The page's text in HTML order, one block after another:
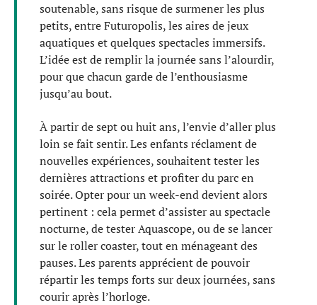
soutenable, sans risque de surmener les plus
petits, entre Futuropolis, les aires de jeux
aquatiques et quelques spectacles immersifs.
L’idée est de remplir la journée sans l’alourdir,
pour que chacun garde de l’enthousiasme
jusqu’au bout.
À partir de sept ou huit ans, l’envie d’aller plus
loin se fait sentir. Les enfants réclament de
nouvelles expériences, souhaitent tester les
dernières attractions et profiter du parc en
soirée. Opter pour un week-end devient alors
pertinent : cela permet d’assister au spectacle
nocturne, de tester Aquascope, ou de se lancer
sur le roller coaster, tout en ménageant des
pauses. Les parents apprécient de pouvoir
répartir les temps forts sur deux journées, sans
courir après l’horloge.